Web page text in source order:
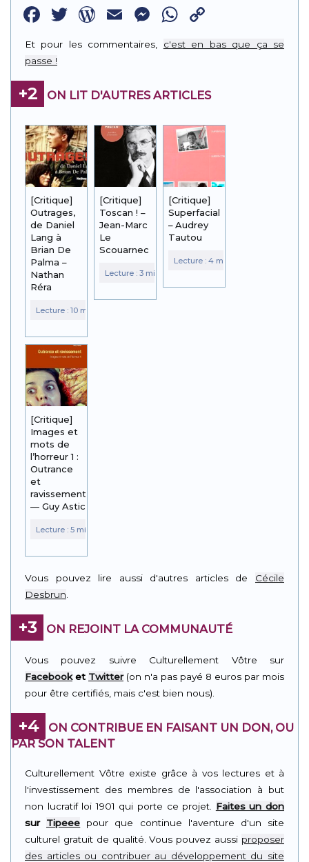
Facebook
Twitter
WordPress
EmailMessenger
WhatsApp
Link
Et pour les commentaires, c'est en bas que ça se
passe !
+2 ON LIT D'AUTRES ARTICLES
[Critique]
Outrages,
de Daniel
Lang à
Brian De
Palma –
Nathan
Réra
[Critique]
Toscan ! –
Jean-Marc
Le
Scouarnec
[Critique]
Superfacial
– Audrey
Tautou
[Critique]
Images et
mots de
l’horreur 1 :
Outrance
et
ravissement
— Guy Astic
Vous pouvez lire aussi d'autres articles de Cécile
Desbrun
+3 ON REJOINT LA COMMUNAUTÉ
Vous pouvez suivre Culturellement Vôtre sur
Facebooket Twitter(on n'a pas payé 8 euros par mois
pour être certifiés, mais c'est bien nous).
+4
ON CONTRIBUE EN FAISANT UN DON, OU
PAR SON TALENT
Culturellement Vôtre existe grâce à vos lectures et à
l'investissement des membres de l'association à but
non lucratif loi 1901 qui porte ce projet. Faites un don
sur Tipeee pour que continue l'aventure d'un site
culturel gratuit de qualité. Vous pouvez aussi proposer
des articles ou contribuer au développement du site